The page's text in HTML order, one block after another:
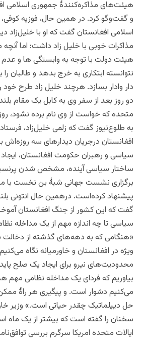
هیئت‌های مذاکره‌کنندۀ جمهوری اسلامی
و گفت‌وگو کرد. در همین حال، فوزیه
اسلامی افغانستان گفت که او با
مذاکرات خوبی با خلیل زاد داشت؛ اما
هیئت دولت با توجه به وابستگی ها و عدم
نتوانسته ابتکاری به خرج بدهد و طالبان
دار وادار بسازد. هرچند خلیل زاد طرح خود
دو روز بعد از سفر وی به کابل یک مقام
به طلوع‌نیوز گفت که زلمی خلیل‌زاد،
افغانستان درجریان دیدارهای سه روزه‌اش
سیاسی و رهبران حکومت افغانستان، ایجاد
ساختار سیاسی آینده، مشخص شدن
برگزاری نشست جهانی شبۀ بن نخست با
پیشنهاد کرده‌است. درهمین حال انتونی
گفت که این کشور از جنگ افغانستان
سیاسی تا چه اندازه مهم از یک مداخله
«هنگامی که به دهه‌های گذشته از دخالت
ویژه در افغانستان و خاورمیانه نگاه
محدودیت‌های نیرو برای ایجاد یک صلح
بیاوریم که فردای یک مداخله نظامی مهم
می‌کنیم دشوار است. و پیگیری هر راۀ ممکن
حل دیپلماتیک چقدر حیاتی است.» وزیر
سخنان را گفته است که بیشتر از یک ماه
ایالات متحده امریکا سرگرم بررسی